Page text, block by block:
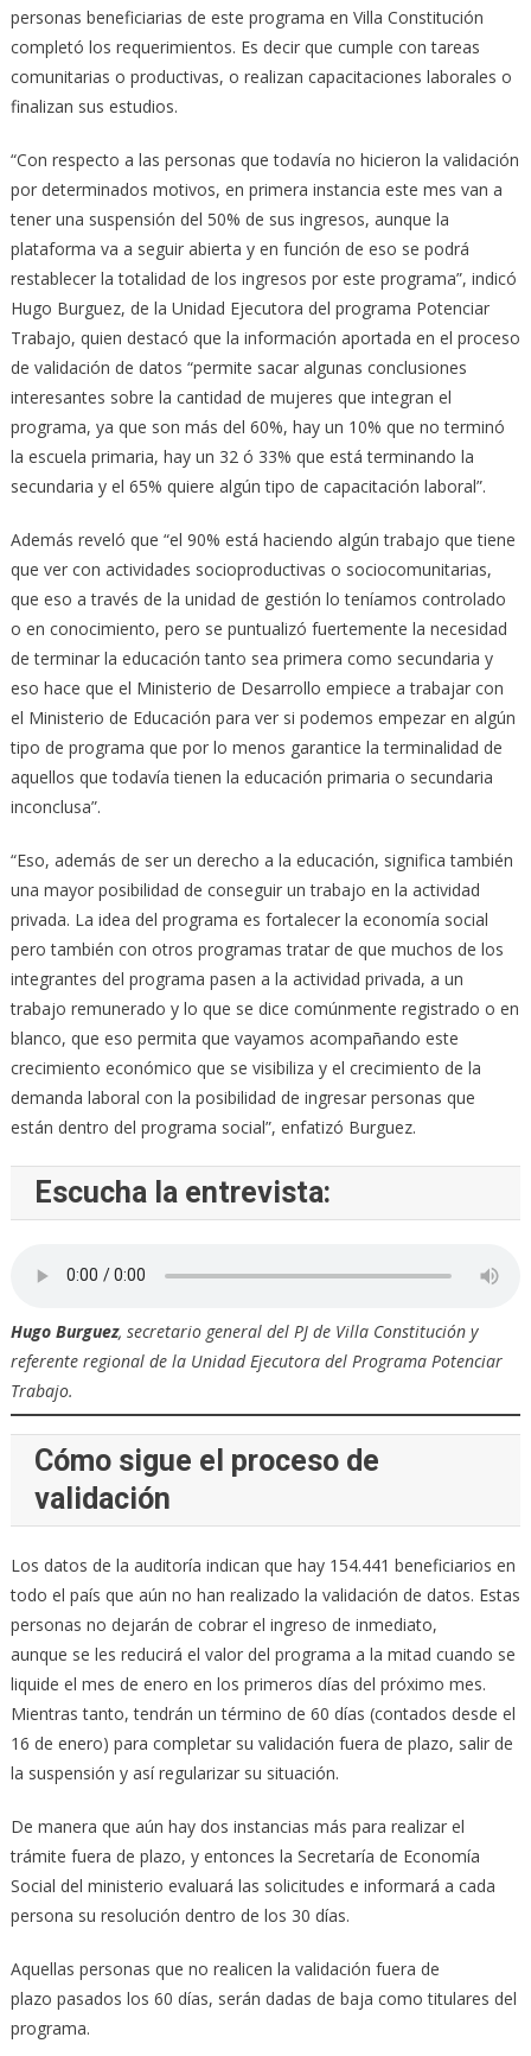
personas beneficiarias de este programa en Villa Constitución
completó los requerimientos. Es decir que cumple con tareas
comunitarias o productivas, o realizan capacitaciones laborales o
finalizan sus estudios.
“Con respecto a las personas que todavía no hicieron la validación
por determinados motivos, en primera instancia este mes van a
tener una suspensión del 50% de sus ingresos, aunque la
plataforma va a seguir abierta y en función de eso se podrá
restablecer la totalidad de los ingresos por este programa”, indicó
Hugo Burguez, de la Unidad Ejecutora del programa Potenciar
Trabajo, quien destacó que la información aportada en el proceso
de validación de datos “permite sacar algunas conclusiones
interesantes sobre la cantidad de mujeres que integran el
programa, ya que son más del 60%, hay un 10% que no terminó
la escuela primaria, hay un 32 ó 33% que está terminando la
secundaria y el 65% quiere algún tipo de capacitación laboral”.
Además reveló que “el 90% está haciendo algún trabajo que tiene
que ver con actividades socioproductivas o sociocomunitarias,
que eso a través de la unidad de gestión lo teníamos controlado
o en conocimiento, pero se puntualizó fuertemente la necesidad
de terminar la educación tanto sea primera como secundaria y
eso hace que el Ministerio de Desarrollo empiece a trabajar con
el Ministerio de Educación para ver si podemos empezar en algún
tipo de programa que por lo menos garantice la terminalidad de
aquellos que todavía tienen la educación primaria o secundaria
inconclusa”.
“Eso, además de ser un derecho a la educación, significa también
una mayor posibilidad de conseguir un trabajo en la actividad
privada. La idea del programa es fortalecer la economía social
pero también con otros programas tratar de que muchos de los
integrantes del programa pasen a la actividad privada, a un
trabajo remunerado y lo que se dice comúnmente registrado o en
blanco, que eso permita que vayamos acompañando este
crecimiento económico que se visibiliza y el crecimiento de la
demanda laboral con la posibilidad de ingresar personas que
están dentro del programa social”, enfatizó Burguez.
Escucha la entrevista:
Hugo Burguez, secretario general del PJ de Villa Constitución y
referente regional de la Unidad Ejecutora del Programa Potenciar
Trabajo.
Cómo sigue el proceso de
validación
Los datos de la auditoría indican que hay 154.441 beneficiarios en
todo el país que aún no han realizado la validación de datos. Estas
personas no dejarán de cobrar el ingreso de inmediato,
aunque se les reducirá el valor del programa a la mitad cuando se
liquide el mes de enero en los primeros días del próximo mes.
Mientras tanto, tendrán un término de 60 días (contados desde el
16 de enero) para completar su validación fuera de plazo, salir de
la suspensión y así regularizar su situación.
De manera que aún hay dos instancias más para realizar el
trámite fuera de plazo, y entonces la Secretaría de Economía
Social del ministerio evaluará las solicitudes e informará a cada
persona su resolución dentro de los 30 días.
Aquellas personas que no realicen la validación fuera de
plazo pasados los 60 días, serán dadas de baja como titulares del
programa.